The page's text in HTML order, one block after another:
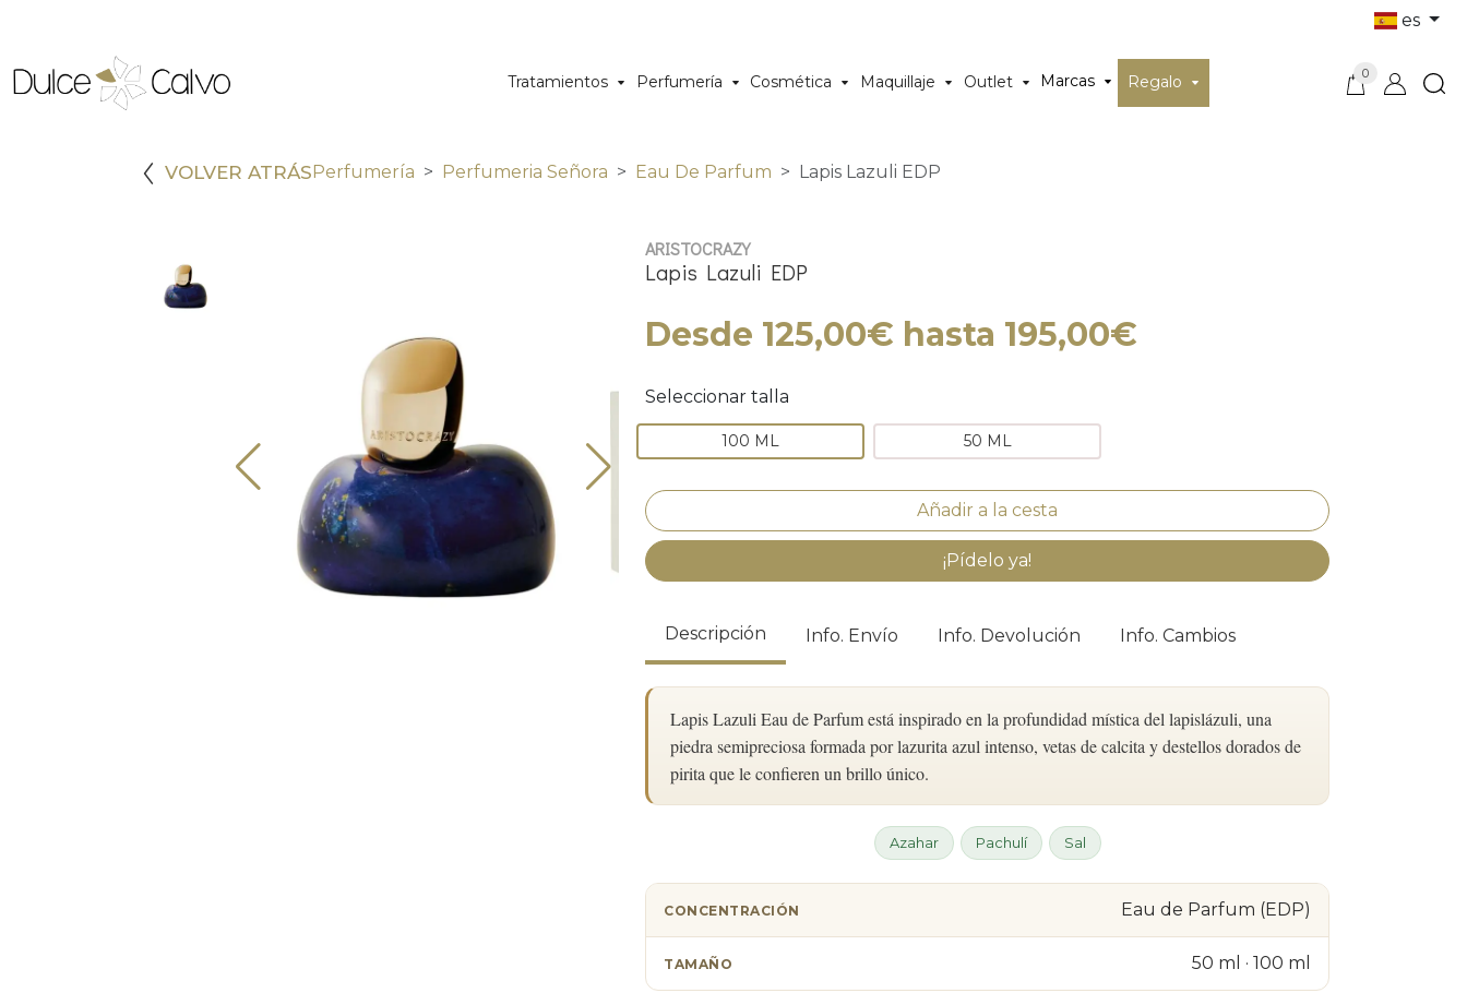
es
Tratamientos Perfumería Cosmética Maquillaje Outlet Marcas Regalo 0
VOLVER ATRÁSPerfumería Perfumeria Señora Eau De Parfum Lapis Lazuli EDP
ARISTOCRAZY
Lapis Lazuli EDP
Desde 125,00€ hasta 195,00€
Seleccionar talla
100 ML 50 ML
¡Pídelo ya!
Descripción Info. Envío Info. Devolución Info. Cambios
Lapis Lazuli Eau de Parfum está inspirado en la profundidad mística del lapislázuli, una
piedra semipreciosa formada por lazurita azul intenso, vetas de calcita y destellos dorados de
pirita que le confieren un brillo único.
Azahar Pachulí Sal
CONCENTRACIÓN Eau de Parfum (EDP)
TAMAÑO 50 ml · 100 ml